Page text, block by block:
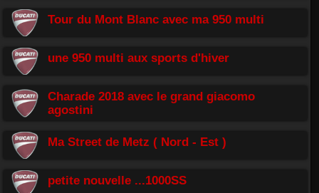
Tour du Mont Blanc avec ma 950 multi
une 950 multi aux sports d'hiver
Charade 2018 avec le grand giacomo
agostini
Ma Street de Metz ( Nord - Est )
petite nouvelle ...1000SS